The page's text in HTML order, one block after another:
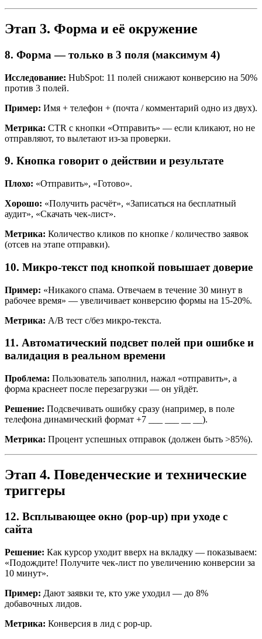
Этап 3. Форма и её окружение
8. Форма — только в 3 поля (максимум 4)
Исследование: HubSpot: 11 полей снижают конверсию на 50%
против 3 полей.
Пример: Имя + телефон + (почта / комментарий одно из двух).
Метрика: CTR с кнопки «Отправить» — если кликают, но не
отправляют, то вылетают из-за проверки.
9. Кнопка говорит о действии и результате
Плохо: «Отправить», «Готово».
Хорошо: «Получить расчёт», «Записаться на бесплатный
аудит», «Скачать чек-лист».
Метрика: Количество кликов по кнопке / количество заявок
(отсев на этапе отправки).
10. Микро-текст под кнопкой повышает доверие
Пример: «Никакого спама. Отвечаем в течение 30 минут в
рабочее время» — увеличивает конверсию формы на 15-20%.
Метрика: A/B тест с/без микро-текста.
11. Автоматический подсвет полей при ошибке и
валидация в реальном времени
Проблема: Пользователь заполнил, нажал «отправить», а
форма краснеет после перезагрузки — он уйдёт.
Решение: Подсвечивать ошибку сразу (например, в поле
телефона динамический формат +7 ___ ___ __ __).
Метрика: Процент успешных отправок (должен быть >85%).
Этап 4. Поведенческие и технические
триггеры
12. Всплывающее окно (pop-up) при уходе с
сайта
Решение: Как курсор уходит вверх на вкладку — показываем:
«Подождите! Получите чек-лист по увеличению конверсии за
10 минут».
Пример: Дают заявки те, кто уже уходил — до 8%
добавочных лидов.
Метрика: Конверсия в лид с pop-up.